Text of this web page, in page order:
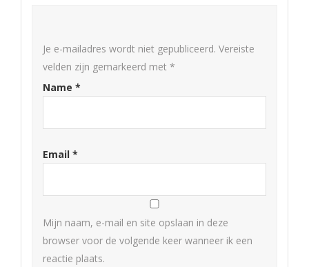
Je e-mailadres wordt niet gepubliceerd. Vereiste
velden zijn gemarkeerd met *
Name *
Email *
Mijn naam, e-mail en site opslaan in deze
browser voor de volgende keer wanneer ik een
reactie plaats.